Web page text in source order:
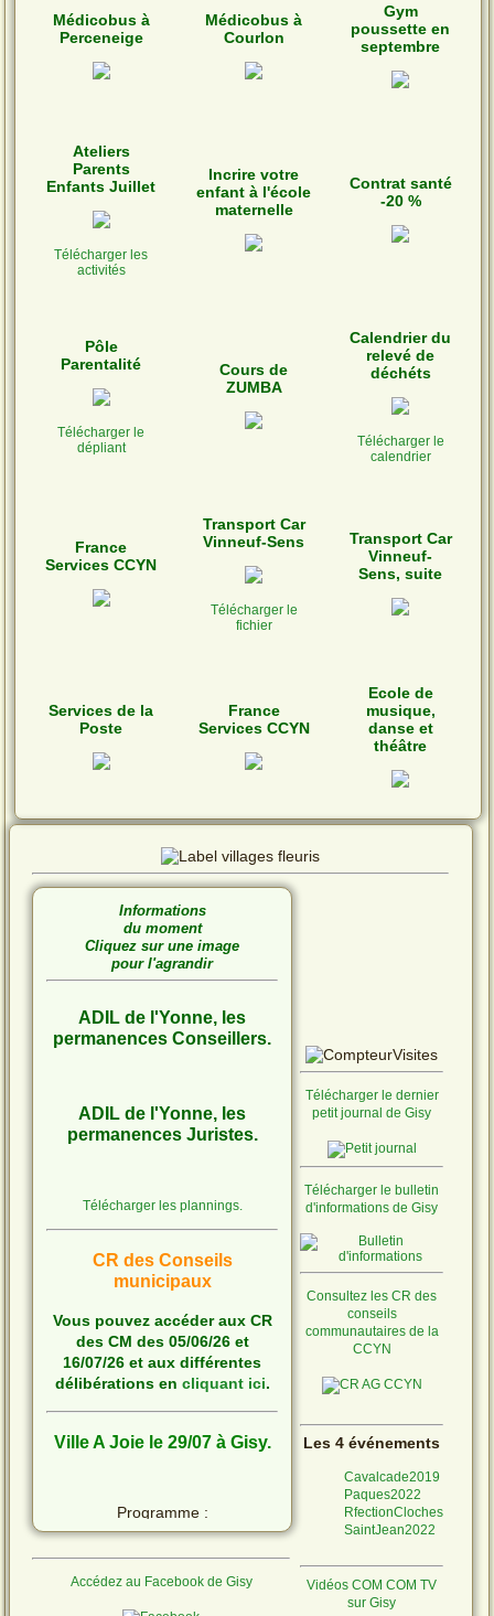
Médicobus à
Perceneige
Médicobus à
Courlon
Gym
poussette en
septembre
Ateliers
Parents
Enfants Juillet
Télécharger les
activités
Incrire votre
enfant à l'école
maternelle
Contrat santé
-20 %
Pôle
Parentalité
Télécharger le
dépliant
Cours de
ZUMBA
Calendrier du
relevé de
déchéts
Télécharger le
calendrier
France
Services CCYN
Transport Car
Vinneuf-Sens
Télécharger le
fichier
Transport Car
Vinneuf-
Sens, suite
Services de la
Poste
France
Services CCYN
Ecole de
musique,
danse et
théâtre
Informations
du moment
Cliquez sur une image
pour l'agrandir
ADIL de l'Yonne, les
permanences Conseillers.
ADIL de l'Yonne, les
permanences Juristes.
Télécharger les plannings.
CR des Conseils
municipaux
Vous pouvez accéder aux CR
des CM des 05/06/26 et
16/07/26 et aux différentes
délibérations en cliquant ici.
Ville A Joie le 29/07 à Gisy.
Programme :
Télécharger le dernier
petit journal de Gisy
Télécharger le bulletin
d'informations de Gisy
Consultez les CR des
conseils
communautaires de la
CCYN
Les 4 événements
Cavalcade2019
Paques2022
RfectionCloches
SaintJean2022
Vidéos COM COM TV
sur Gisy
Accédez au Facebook de Gisy